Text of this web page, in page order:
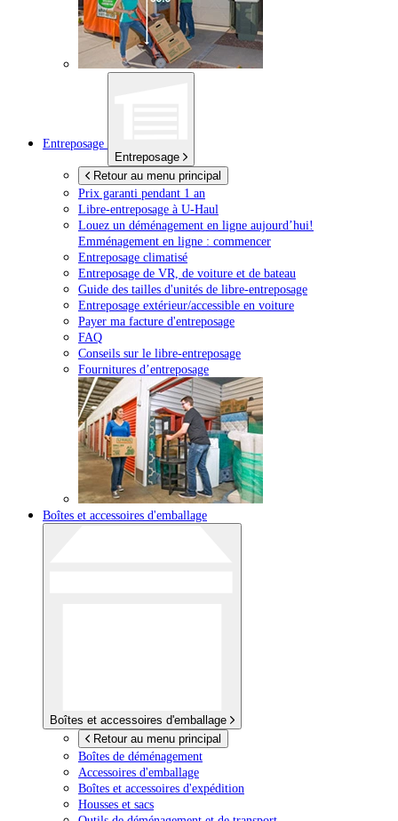
Entreposage
Entreposage
Retour au menu principal
Prix garanti pendant 1 an
Libre-entreposage à U-Haul
Louez un déménagement en ligne aujourd’hui!
Emménagement en ligne : commencer
Entreposage climatisé
Entreposage de VR, de voiture et de bateau
Guide des tailles d'unités de libre-entreposage
Entreposage extérieur/accessible en voiture
Payer ma facture d'entreposage
FAQ
Conseils sur le libre-entreposage
Fournitures d’entreposage
Boîtes et accessoires d'emballage
Boîtes et accessoires d'emballage
Retour au menu principal
Boîtes de déménagement
Accessoires d'emballage
Boîtes et accessoires d'expédition
Housses et sacs